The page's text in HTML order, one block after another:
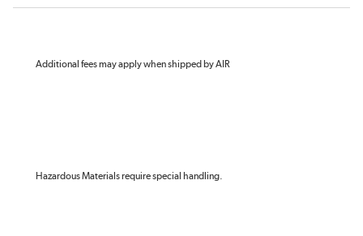
Additional fees may apply when shipped by AIR
Hazardous Materials require special handling.